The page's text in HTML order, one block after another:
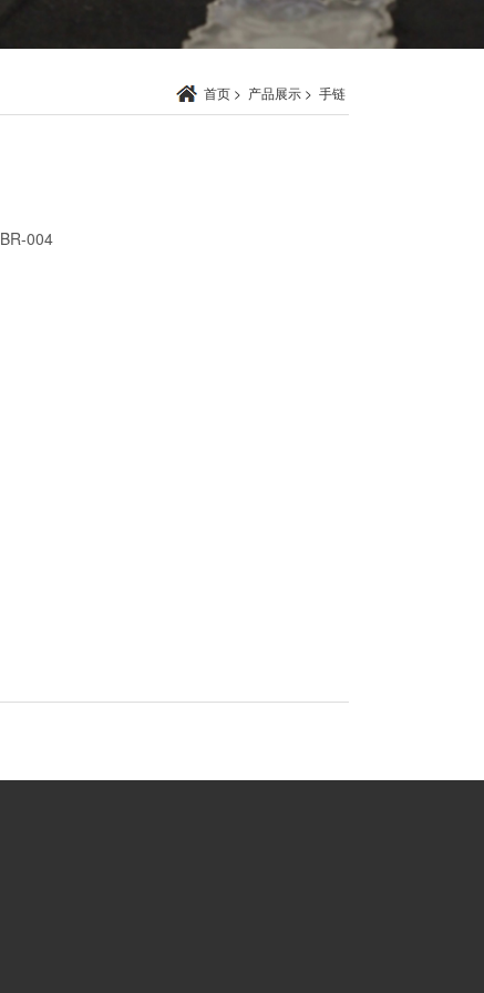
首页 > 产品展示 > 手链
BR-004